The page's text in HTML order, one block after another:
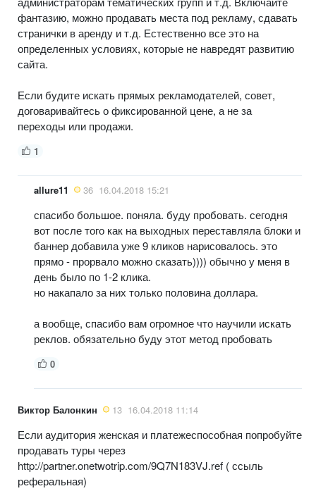
фантазию, можно продавать места под рекламу, сдавать
странички в аренду и т.д. Естественно все это на
определенных условиях, которые не навредят развитию
сайта.
Если будите искать прямых рекламодателей, совет,
договаривайтесь о фиксированной цене, а не за
переходы или продажи.
1
allure11 36 16.04.2018 15:21
спасибо большое. поняла. буду пробовать. сегодня
вот после того как на выходных переставляла блоки и
баннер добавила уже 9 кликов нарисовалось. это
прямо - прорвало можно сказать)))) обычно у меня в
день было по 1-2 клика.
но накапало за них только половина доллара.
а вообще, спасибо вам огромное что научили искать
реклов. обязательно буду этот метод пробовать
0
Виктор Балонкин 13 16.04.2018 11:14
Если аудитория женская и платежеспособная попробуйте
продавать туры через
http://partner.onetwotrip.com/9Q7N183VJ.ref ( ссыль
реферальная)